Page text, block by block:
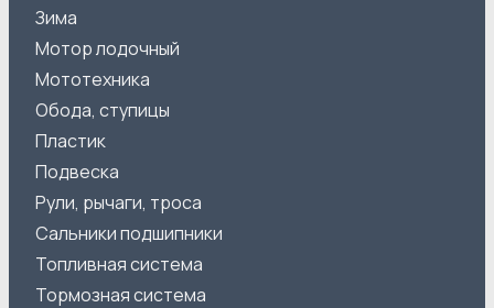
Зима
Мотор лодочный
Мототехника
Обода, ступицы
Пластик
Подвеска
Рули, рычаги, троса
Сальники подшипники
Топливная система
Тормозная система